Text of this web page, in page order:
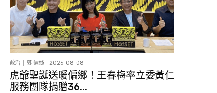
政治 鄭 儷絲 - 2026-08-08
虎爺聖誕送暖偏鄉！王春梅率立委黃仁
服務團隊捐贈36...